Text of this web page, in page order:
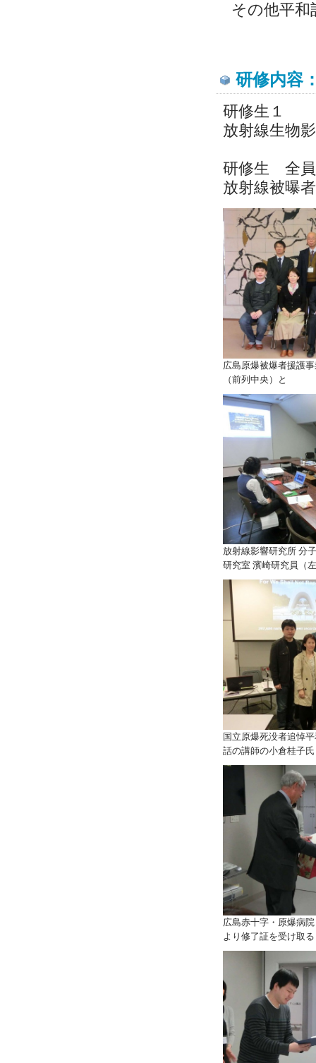
その他平
研修内容
研修生１
放射線生物
研修生 全員
放射線被曝
広島原爆被爆者援護
（前列中央）と
放射線影響研究所 分
研究室 濱崎研究員（
国立原爆死没者追悼
話の講師の小倉桂子
広島赤十字・原爆病
より修了証を受け取